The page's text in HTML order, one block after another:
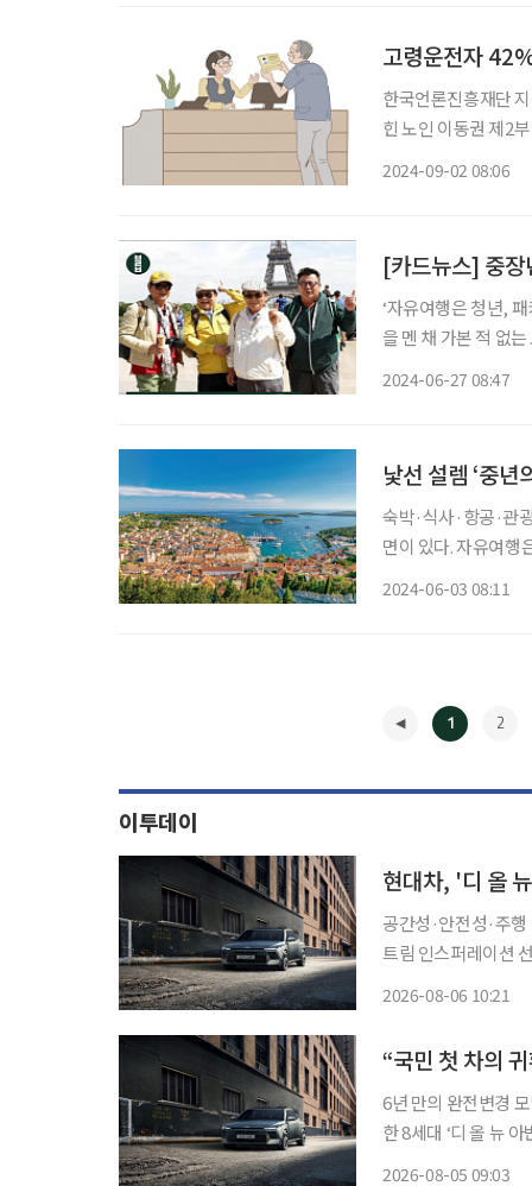
고령운전자
한국언론진흥재단
힌 노인 이동권 제2
2024-09-02 08:06
[카드뉴스] 중장
‘자유여행은 청년,
을 멘 채 가본 적 없
2024-06-27 08:47
낯선 설렘 ‘중
숙박·식사·항공·관
면이 있다. 자유여행
2024-06-03 08:11
1 2
이투데이
현대차, '디 올
공간성·안전성·주
트림 인스퍼레이션 선택
2026-08-06 10:21
6년 만의 완전변경 모델플레오
한 8세대 ‘디 올 뉴
2026-08-05 09:03